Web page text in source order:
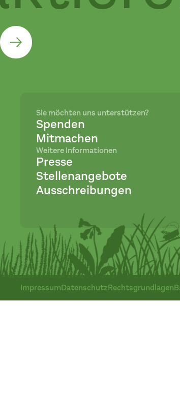
Sie möchten uns unterstützen?
Spenden
Mitmachen
Weitere Informationen
Presse
Stellenangebote
Ausschreibungen
ImpressumDatenschutzRechtsgrundlagen